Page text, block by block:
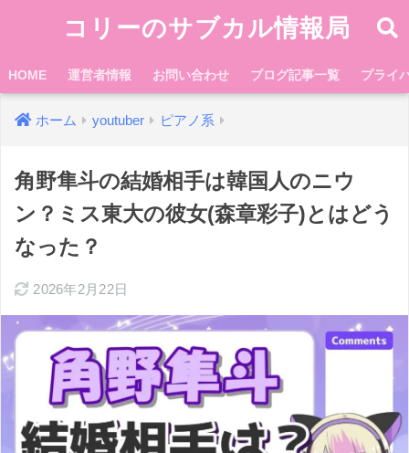
コリーのサブカル情報局
HOME 運営者情報 お問い合わせ ブログ記事一覧 プライ
ホーム youtuber ピアノ系
角野隼斗の結婚相手は韓国人のニウ
ン？ミス東大の彼女(森章彩子)とはどう
なった？
2026年2月22日